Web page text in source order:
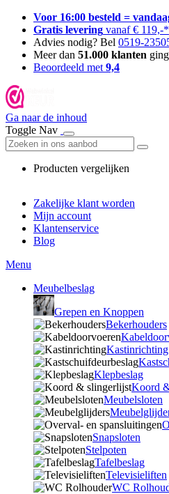
Voor 16:00 besteld =
Gratis levering vanaf € 119,-*
Advies nodig? Bel 0519-
Meer dan 51.000 klanten
Beoordeeld met 9,4
Ga naar de inhoud
Toggle Nav
Producten vergelijken
Zakelijke klant worden
Mijn account
Klantenservice
Blog
Menu
Meubelbeslag
Grepen en Knoppen
Bekerhouders
Kastinrichting
Klepbeslag
Koord
Meubelsloten
Snapsloten
Stelpoten
Tafelbeslag
Televisieliften
WC